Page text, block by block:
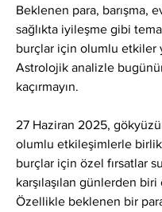
Beklenen para, barışma,
sağlıkta iyileşme gibi
burçlar için olumlu etkiler
Astrolojik analizle bugünün
kaçırmayın.
27 Haziran 2025,
olumlu etkileşimlerle
burçlar için özel fırsatlar
karşılaşılan günlerden biri
Özellikle beklenen bir